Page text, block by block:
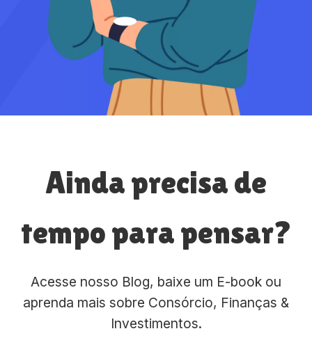
Ainda precisa de
tempo para pensar?
Acesse nosso Blog, baixe um E-book ou
aprenda mais sobre Consórcio, Finanças &
Investimentos.